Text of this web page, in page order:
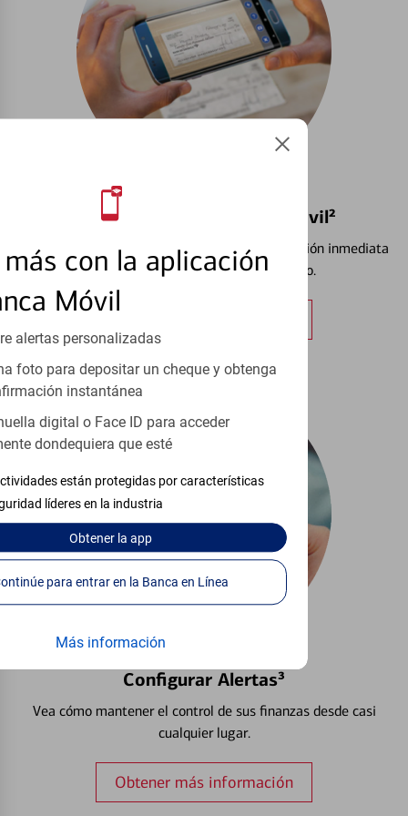
con la aplicación
Móvil
alertas personalizadas
foto para depositar un cheque y obtenga
instantánea
digital o Face ID para acceder
dondequiera que esté
están protegidas por características
líderes en la industria
Obtenerla app
Continúe para entrar en la Banca en Línea
Más información
Depósito de Cheque vía Móvil²
Vea cómo depositar cheques y recibir confirmación inmediata
de que el cheque se está procesando.
Configurar Alertas³
Vea cómo mantener el control de sus finanzas desde casi
cualquier lugar.
Obtener más información